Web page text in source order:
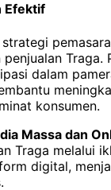
Efektif
Traga.
dalam
konsumen.
Massa dan
Traga melalui
digital,